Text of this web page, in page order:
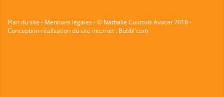
Plan du site - Mentions légales- © Nathalie Courtois Avocat 2016 -
Conception-réalisation du site internet : Bubbl'com